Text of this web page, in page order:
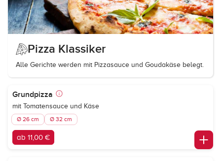
Pizza Klassiker
Alle Gerichte werden mit Pizzasauce und Goudakäse belegt.
Grundpizza
mit Tomatensauce und Käse
Ø 26 cm Ø 32 cm
ab 11,00 €